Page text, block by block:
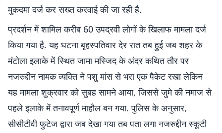
मुकदमा दर्ज कर सख्त करवाई की जा रही है.
प्रदर्शन में शामिल करीब 60 उपद्रवी लोगों के खिलाफ मामला दर्ज
किया गया है. यह घटना बृहस्पतिवार देर रात तब हुई जब शहर के
मंटोला इलाके में स्थित जामा मस्जिद के अंदर कथित तौर पर
नजरुद्दीन नामक व्यक्ति ने पशु मांस से भरा एक पैकेट रखा लेकिन
यह मामला शुक्रवार को सुबह सामने आया, जिससे जुमे की नमाज से
पहले इलाके में तनावपूर्ण माहौल बन गया. पुलिस के अनुसार,
सीसीटीवी फुटेज द्वारा जब देखा गया तब पता लगा नजरुद्दीन स्कूटी